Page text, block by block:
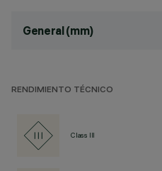
General (mm)
RENDIMIENTO TÉCNICO
Class III